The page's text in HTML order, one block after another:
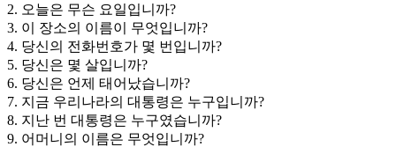
2. 오늘은 무슨 요일입니까?
3. 이 장소의 이름이 무엇입니까?
4. 당신의 전화번호가 몇 번입니까?
5. 당신은 몇 살입니까?
6. 당신은 언제 태어났습니까?
7. 지금 우리나라의 대통령은 누구입니까?
8. 지난 번 대통령은 누구였습니까?
9. 어머니의 이름은 무엇입니까?